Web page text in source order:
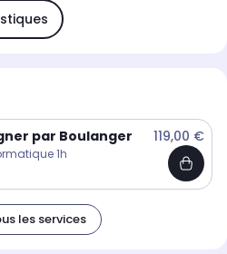
par Boulanger 119,00 €
1h
les services